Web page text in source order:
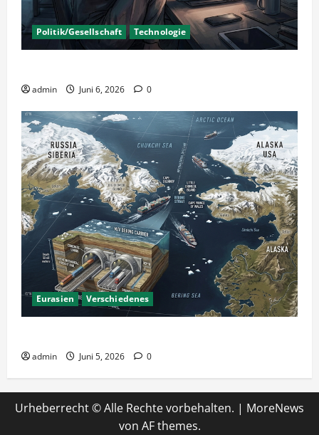
Politik/Gesellschaft Technologie
admin Juni 6, 2026 0
Eurasien Verschiedenes
admin Juni 5, 2026 0
Urheberrecht © Alle Rechte vorbehalten. | MoreNews
von AF themes.